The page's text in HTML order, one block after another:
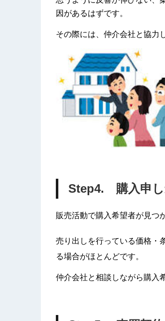
因があるはずです。
その際には、仲介会社と協力
Step4. 購入申
販売活動で購入希望者が見つ
売り出しを行っている価格・
る場合がほとんどです。
仲介会社と相談しながら購入